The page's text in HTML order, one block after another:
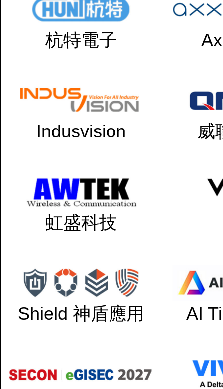
杭特電子
Indusvision 威
虹盛科技
Shield 神盾應用 AI